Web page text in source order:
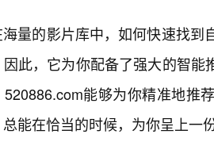
量的影片库中，如何快速找到
此，它为你配备了强大的智
520886.com能够为你精准地推
能在恰当的时候，为你呈上一